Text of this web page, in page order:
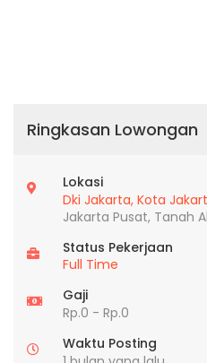
Ringkasan Lowongan
Lokasi
Dki Jakarta, Kota
Jakarta Pusat, Tanah
Status Pekerjaan
Full Time
Gaji
Rp.0 - Rp.0
Waktu Posting